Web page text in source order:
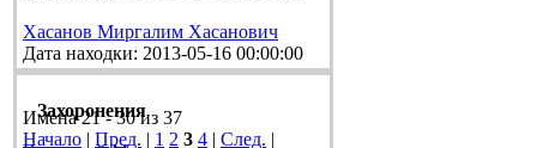
Хасанов Миргалим Хасанович
Дата находки: 2013-05-16 00:00:00
Имена 21 - 30 из 37
Начало | Пред. | 1 2 3 4 | След. |
Захоронения